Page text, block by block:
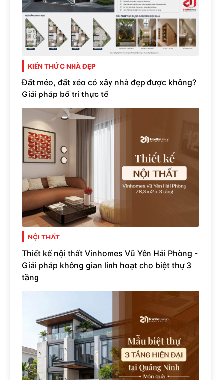
KIẾN THỨC NHÀ ĐẸP
Đất méo, đất xéo có xây nhà đẹp được không?
Giải pháp bố trí thực tế
NỘI THẤT
Thiết kế nội thất Vinhomes Vũ Yên Hải Phòng -
Giải pháp không gian linh hoạt cho biệt thự 3
tầng